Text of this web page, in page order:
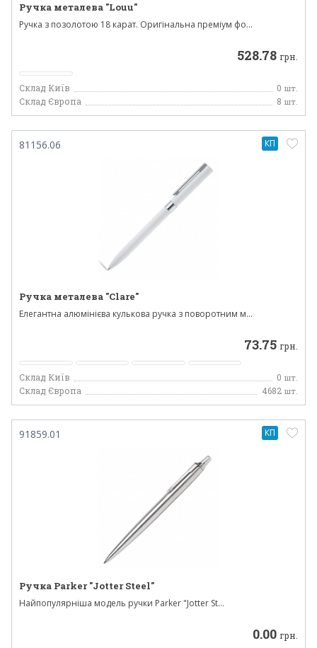
Ручка металева "Louu"
Ручка з позолотою 18 карат. Оригінальна преміум фо...
528.78 грн.
Склад Київ 0 шт.
Склад Європа 8 шт.
81156.06
Ручка металева "Clare"
Елегантна алюмінієва кулькова ручка з поворотним м...
73.75 грн.
Склад Київ 0 шт.
Склад Європа 4682 шт.
КП
91859.01
Ручка Parker "Jotter Steel"
Найпопулярніша модель ручки Parker "Jotter St...
0.00 грн.
КП